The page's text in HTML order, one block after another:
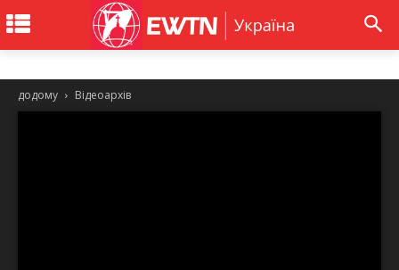
додому Відеоархів